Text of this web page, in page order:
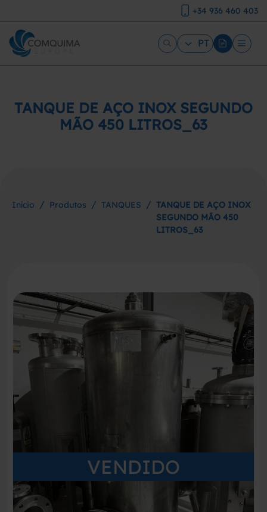
+34 936 460 403
PT
TANQUE DE AÇO INOX SEGUNDO
MÃO 450 LITROS_63
Início / Produtos / TANQUES / TANQUE DE AÇO INOX
SEGUNDO MÃO 450
LITROS_63
VENDIDO